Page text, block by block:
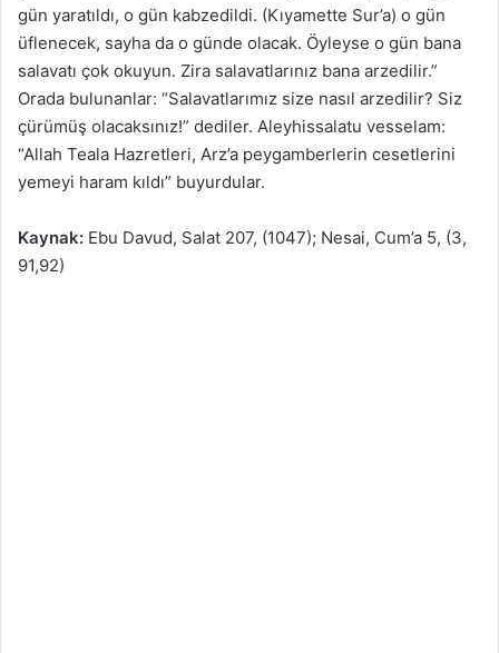
gün yaratıldı, o gün kabzedildi. (Kıyamette Sur’a) o gün
üflenecek, sayha da o günde olacak. Öyleyse o gün bana
salavatı çok okuyun. Zira salavatlarınız bana arzedilir.”
Orada bulunanlar: “Salavatlarımız size nasıl arzedilir? Siz
çürümüş olacaksınız!” dediler. Aleyhissalatu vesselam:
“Allah Teala Hazretleri, Arz’a peygamberlerin cesetlerini
yemeyi haram kıldı” buyurdular.
Kaynak: Ebu Davud, Salat 207, (1047); Nesai, Cum’a 5, (3,
91,92)